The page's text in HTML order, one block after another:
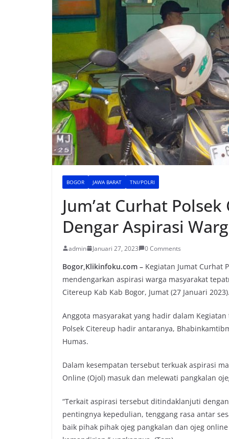
BOGOR JAWA BARAT TNI/POLRI
Jum’at Curhat
Dengar Aspirasi
admin Januari 27, 2023 0 Comments
Bogor,Klikinfoku.com – Kegiatan Jumat Curhat
mendengarkan aspirasi warga masyarakat
Citereup Kab Kab Bogor, Jumat (27 Januari 2023).
Anggota masyarakat yang hadir dalam
Polsek Citereup hadir antaranya,
Humas.
Dalam kesempatan tersebut terkuak aspirasi
Online (Ojol) masuk dan melewati pangkalan
“Terkait aspirasi tersebut ditindaklanjuti
pentingnya kepedulian, tenggang rasa antar
baik pihak pihak ojeg pangkalan dan ojeg